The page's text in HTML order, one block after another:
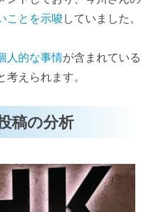
ことを示唆 していました。
人的な事情が含まれている
えられます。
稿の分析